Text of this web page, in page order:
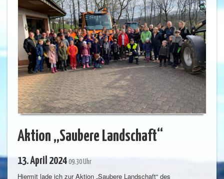
Aktion „Saubere Landschaft“
13. April 2024 09.30 Uhr
Hiermit lade ich zur Aktion „Saubere Landschaft“ des